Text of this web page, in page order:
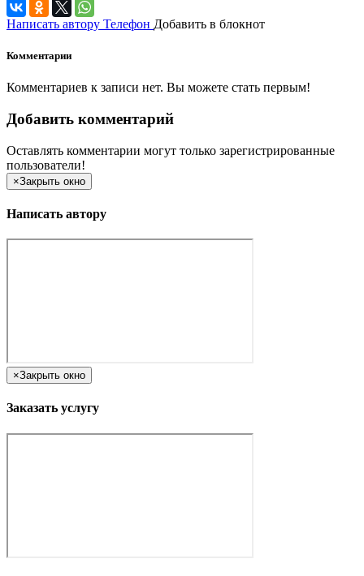
Написать автору Телефон Добавить в блокнот
Комментарии
Комментариев к записи нет. Вы можете стать первым!
Добавить комментарий
Оставлять комментарии могут только зарегистрированные
пользователи!
×Закрыть окно
Написать автору
×Закрыть окно
Заказать услугу